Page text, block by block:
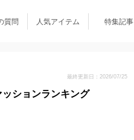
質問 人気アイテム 特集記事
最終更新日：2026/07/25
ッションランキング